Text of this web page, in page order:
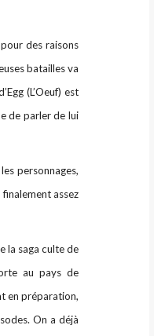
des raisons
batailles va
(L’Oeuf) est
de parler de lui
personnages,
assez
la saga culte de
au pays de
en préparation,
On a déjà